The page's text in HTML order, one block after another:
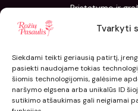
Tvarkyti
Siekdami teikti geriausią patirtį,
pasiekti naudojame tokias
šiomis technologijomis, galėsime
naršymo elgsena arba unikalūs ID
sutikimo atšaukimas gali neigiamai
Pristatymo ir
Slapukų